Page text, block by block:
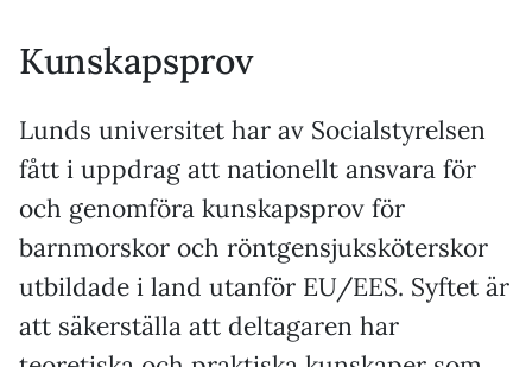
Kunskapsprov
Lunds universitet har av Socialstyrelsen
fått i uppdrag att nationellt ansvara för
och genomföra kunskapsprov för
barnmorskor och röntgensjuksköterskor
utbildade i land utanför EU/EES. Syftet är
att säkerställa att deltagaren har